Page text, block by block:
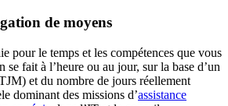
de moyens
pour le temps et les compétences que vous
fait à l’heure ou au jour, sur la base d’un
et du nombre de jours réellement
dominant des missions d’assistance